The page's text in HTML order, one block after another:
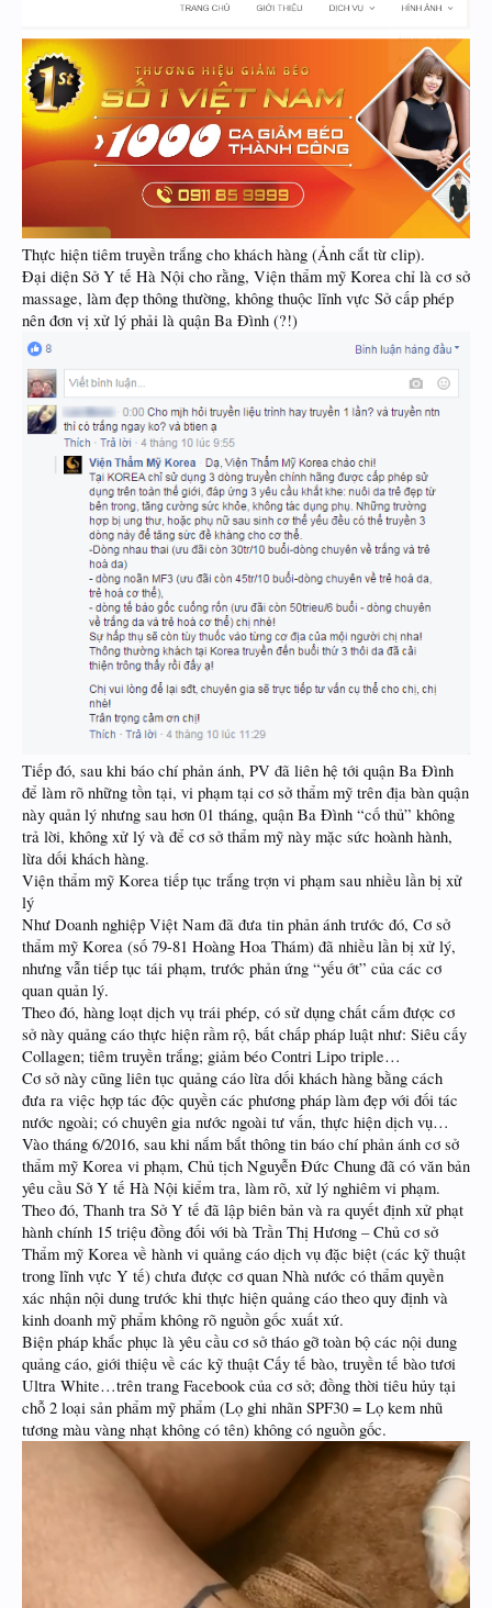
Thực hiện tiêm truyền trắng cho khách hàng (Ảnh cắt từ clip).
Đại diện Sở Y tế Hà Nội cho rằng, Viện thẩm mỹ Korea chỉ là cơ sở
massage, làm đẹp thông thường, không thuộc lĩnh vực Sở cấp phép
nên đơn vị xử lý phải là quận Ba Đình (?!)
Tiếp đó, sau khi báo chí phản ánh, PV đã liên hệ tới quận Ba Đình
để làm rõ những tồn tại, vi phạm tại cơ sở thẩm mỹ trên địa bàn quận
này quản lý nhưng sau hơn 01 tháng, quận Ba Đình “cố thủ” không
trả lời, không xử lý và để cơ sở thẩm mỹ này mặc sức hoành hành,
lừa dối khách hàng.
Viện thẩm mỹ Korea tiếp tục trắng trợn vi phạm sau nhiều lần bị xử
lý
Như Doanh nghiệp Việt Nam đã đưa tin phản ánh trước đó, Cơ sở
thẩm mỹ Korea (số 79-81 Hoàng Hoa Thám) đã nhiều lần bị xử lý,
nhưng vẫn tiếp tục tái phạm, trước phản ứng “yếu ớt” của các cơ
quan quản lý.
Theo đó, hàng loạt dịch vụ trái phép, có sử dụng chất cấm được cơ
sở này quảng cáo thực hiện rầm rộ, bất chấp pháp luật như: Siêu cấy
Collagen; tiêm truyền trắng; giảm béo Contri Lipo triple…
Cơ sở này cũng liên tục quảng cáo lừa dối khách hàng bằng cách
đưa ra việc hợp tác độc quyền các phương pháp làm đẹp với đối tác
nước ngoài; có chuyên gia nước ngoài tư vấn, thực hiện dịch vụ…
Vào tháng 6/2016, sau khi nắm bắt thông tin báo chí phản ánh cơ sở
thẩm mỹ Korea vi phạm, Chủ tịch Nguyễn Đức Chung đã có văn bản
yêu cầu Sở Y tế Hà Nội kiểm tra, làm rõ, xử lý nghiêm vi phạm.
Theo đó, Thanh tra Sở Y tế đã lập biên bản và ra quyết định xử phạt
hành chính 15 triệu đồng đối với bà Trần Thị Hương – Chủ cơ sở
Thẩm mỹ Korea về hành vi quảng cáo dịch vụ đặc biệt (các kỹ thuật
trong lĩnh vực Y tế) chưa được cơ quan Nhà nước có thẩm quyền
xác nhận nội dung trước khi thực hiện quảng cáo theo quy định và
kinh doanh mỹ phẩm không rõ nguồn gốc xuất xứ.
Biện pháp khắc phục là yêu cầu cơ sở tháo gỡ toàn bộ các nội dung
quảng cáo, giới thiệu về các kỹ thuật Cấy tế bào, truyền tế bào tươi
Ultra White…trên trang Facebook của cơ sở; đồng thời tiêu hủy tại
chỗ 2 loại sản phẩm mỹ phẩm (Lọ ghi nhãn SPF30 = Lọ kem nhũ
tương màu vàng nhạt không có tên) không có nguồn gốc.